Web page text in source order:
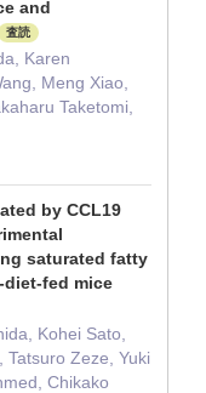
and
査読
Karen
Meng Xiao,
Taketomi,
by CCL19
saturated fatty
fed mice
Kohei Sato,
Tatsuro Zeze, Yuki
Chikako